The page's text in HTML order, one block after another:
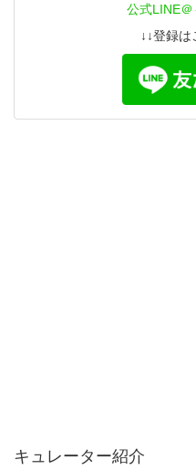
公式LINE
↓↓登録は
キュレーター紹介